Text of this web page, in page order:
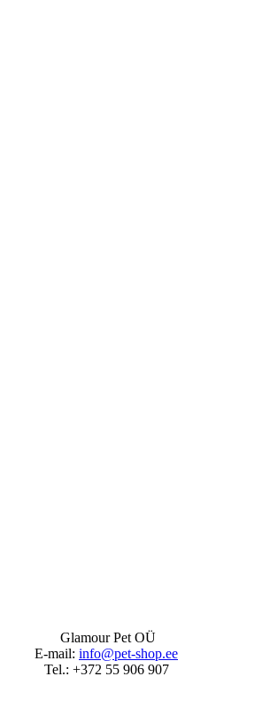
Glamour Pet OÜ
Е-mail: info@pet-shop.ee
Tel.: +372 55 906 907